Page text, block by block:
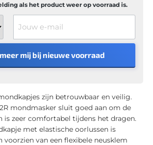
als het product weer op voorraad is.
mij bij nieuwe voorraad
zijn betrouwbaar en veilig.
mondmasker sluit goed aan om de
is zeer comfortabel tijdens het dragen.
met elastische oorlussen is
voorzien van een flexibele neusklem